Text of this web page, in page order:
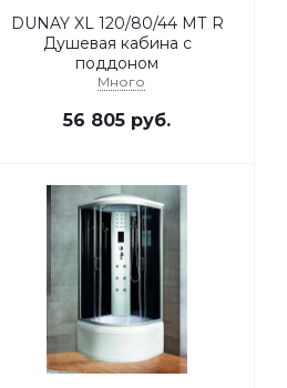
DUNAY XL 120/80/44 MТ R
Душевая кабина с
поддоном
Много
56 805 руб.